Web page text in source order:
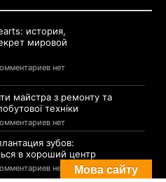
история,
мировой
нет
майстра з ремонту та
техніки
нет
зубов:
в хороший центр
нет Мова сайту